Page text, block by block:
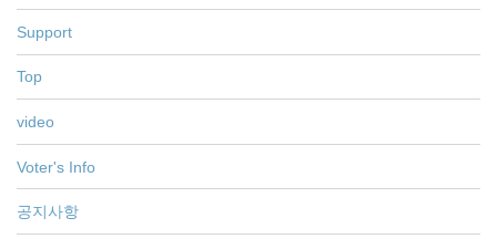
Support
Top
video
Voter's Info
공지사항